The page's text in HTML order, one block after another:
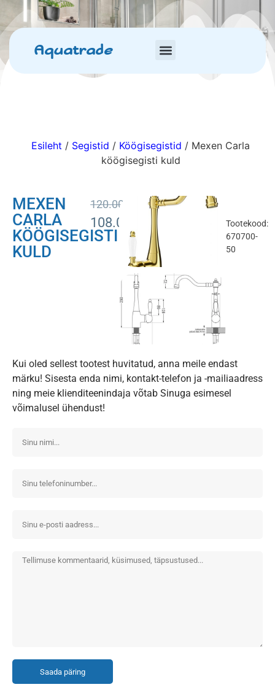
Aquatrade
Esileht / Segistid / Köögisegistid / Mexen Carla
köögisegisti kuld
MEXEN
CARLA
KÖÖGISEGISTI
KULD
120.00
108.00
Tootekood:
670700-
50
Kui oled sellest tootest huvitatud, anna meile endast
märku! Sisesta enda nimi, kontakt-telefon ja -mailiaadress
ning meie klienditeenindaja võtab Sinuga esimesel
võimalusel ühendust!
Saada päring